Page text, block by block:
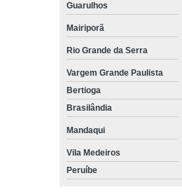
Guarulhos
Mairiporã
Rio Grande da Serra
Vargem Grande Paulista
Bertioga
Brasilândia
Mandaqui
Vila Medeiros
Peruíbe